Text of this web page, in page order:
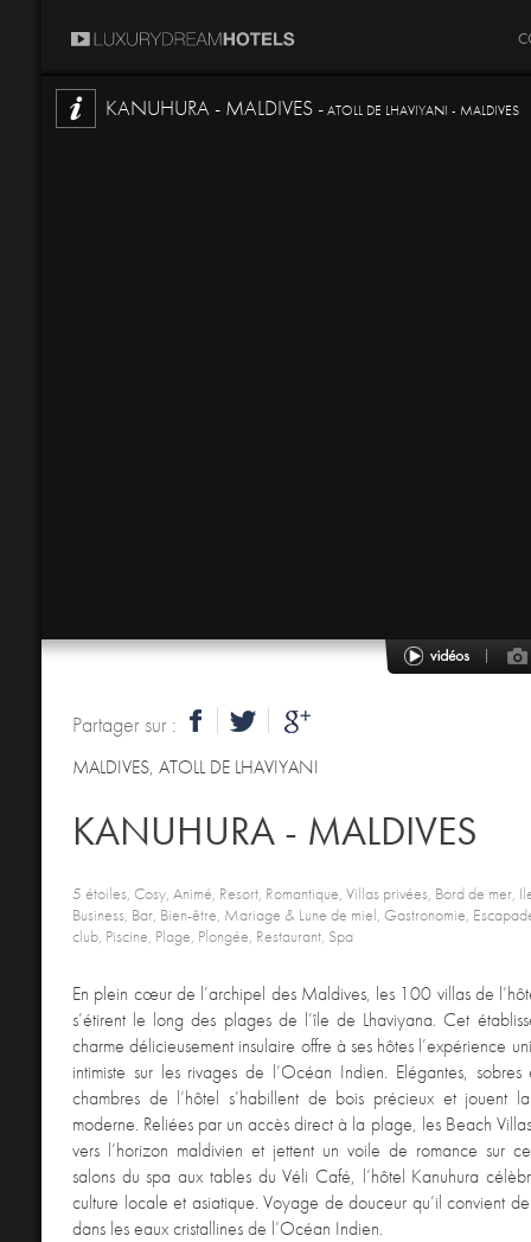
KANUHURA - MALDIVES -ATOLL DE LHAVIYANI - MALDIVES
Partager sur :
MALDIVES, ATOLL DE LHAVIYANI
KANUHURA - MALDIVES
5 étoiles, Cosy, Animé, Resort, Romantique, Villas privées, Bord de mer,
Business, Bar, Bien-être, Mariage & Lune de miel, Gastronomie,
club, Piscine, Plage, Plongée, Restaurant, Spa
En plein cœur de l’archipel des Maldives, les 100 villas de
s’étirent le long des plages de l’île de Lhaviyana. Cet
charme délicieusement insulaire offre à ses hôtes l’expérience
intimiste sur les rivages de l’Océan Indien. Elégantes, sobres
chambres de l’hôtel s’habillent de bois précieux et jouent
moderne. Reliées par un accès direct à la plage, les Beach
vers l’horizon maldivien et jettent un voile de romance sur
salons du spa aux tables du Véli Café, l’hôtel Kanuhura
culture locale et asiatique. Voyage de douceur qu’il convient
dans les eaux cristallines de l’Océan Indien.